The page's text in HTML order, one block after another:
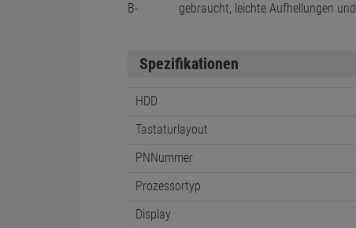
B- gebraucht, leichte Aufhellungen
Spezifikationen
HDD
Tastaturlayout
PNNummer
Prozessortyp
Display